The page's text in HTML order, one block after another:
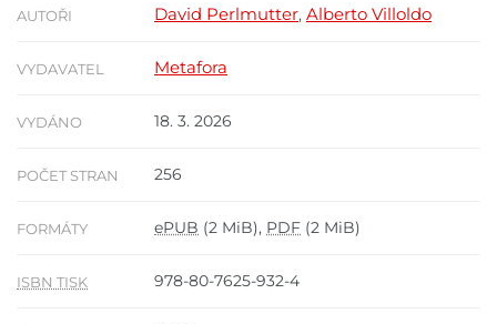
AUTOŘI David Perlmutter, Alberto Villoldo
VYDAVATEL Metafora
VYDÁNO 18. 3. 2026
POČET STRAN 256
FORMÁTY ePUB (2 MiB), PDF (2 MiB)
ISBN TISK 978-80-7625-932-4